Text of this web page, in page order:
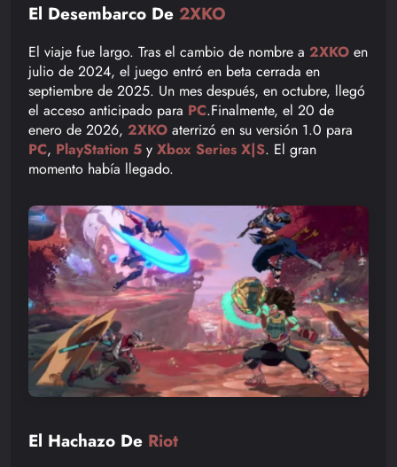
El Desembarco De 2XKO
El viaje fue largo. Tras el cambio de nombre a 2XKO en
julio de 2024, el juego entró en beta cerrada en
septiembre de 2025. Un mes después, en octubre, llegó
el acceso anticipado para PC.Finalmente, el 20 de
enero de 2026, 2XKO aterrizó en su versión 1.0 para
PC, PlayStation 5 y Xbox Series X|S. El gran
momento había llegado.
El Hachazo De Riot